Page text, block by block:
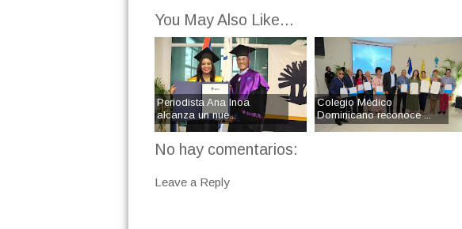
You May Also Like...
Periodista Ana Inoa
alcanza un nue...
Colegio Médico
Dominicano reconoce ...
No hay comentarios:
Leave a Reply